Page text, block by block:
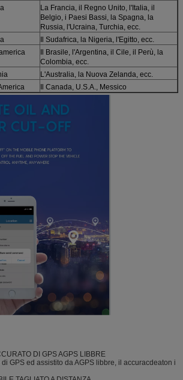
La Francia, il Regno Unito, l'Italia, il
Belgio, i Paesi Bassi, la Spagna, la
Russia, l'Ucraina, Turchia, ecc.
Il Sudafrica, la Nigeria, l'Egitto, ecc.
Il Brasile, l'Argentina, il Cile, il Perù, la
Colombia, ecc.
L'Australia, la Nuova Zelanda, ecc.
Il Canada, U.S.A., Messico
DI GPS AGPS LIBBRE
GPS ed assistito da AGPS libbre, il accuracdeaton i